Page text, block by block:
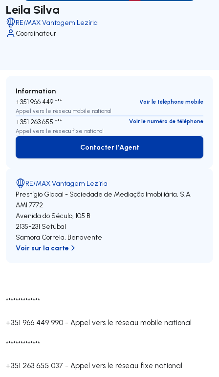
Leila Silva
RE/MAX Vantagem Lezíria
Coordinateur
**************
+351 966 449 990 - Appel vers le réseau mobile national
**************
+351 263 655 037 - Appel vers le réseau fixe national
Information
+351 966 449 ***
Voir le téléphone mobile
Appel vers le réseau mobile national
+351 263 655 ***
Voir le numéro de téléphone
Appel vers le réseau fixe national
Contacter l’Agent
Contacter l’Agent
RE/MAX Vantagem Lezíria
Prestígio Global - Sociedade de Mediação Imobiliária, S.A.
AMI 7772
Avenida do Século, 105 B
2135-231 Setúbal
Samora Correia, Benavente
Voir sur la carte